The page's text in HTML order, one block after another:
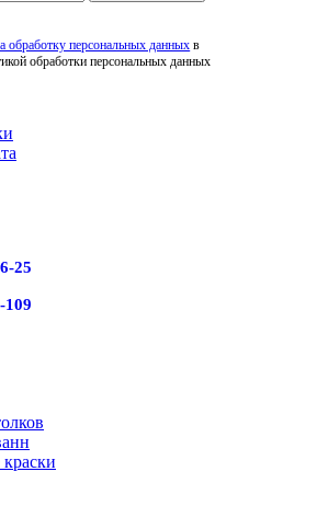
обработку персональных данных в
обработки персональных данных
25
109